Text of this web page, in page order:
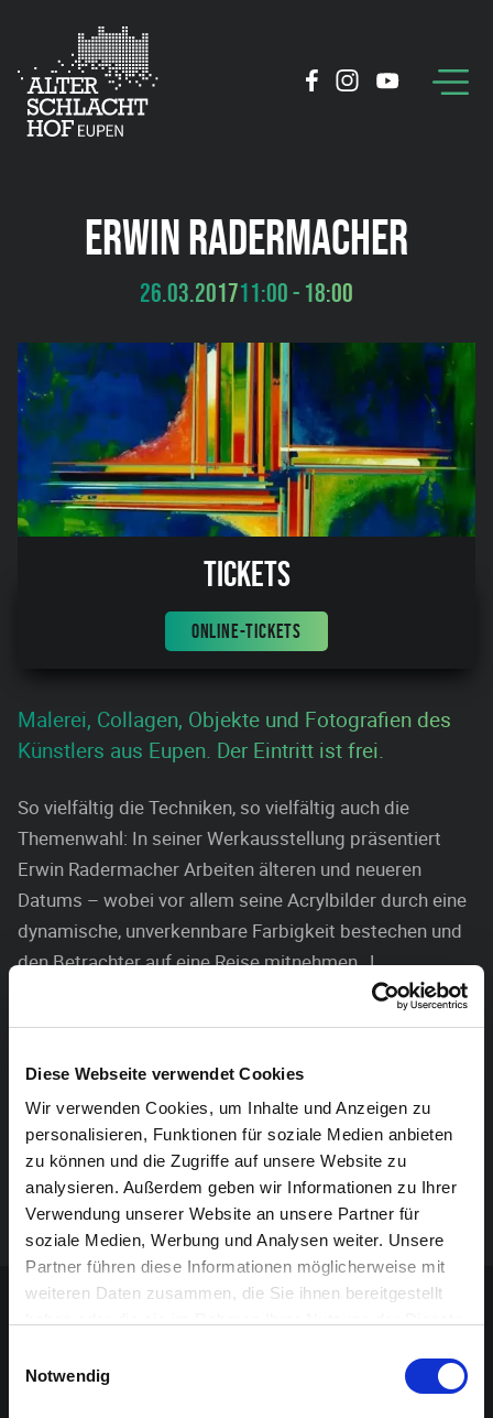
Diese Webseite verwendet Cookies
Wir verwenden Cookies, um Inhalte und Anzeigen zu
personalisieren, Funktionen für soziale Medien anbieten
zu können und die Zugriffe auf unsere Website zu
analysieren. Außerdem geben wir Informationen zu Ihrer
Verwendung unserer Website an unsere Partner für
soziale Medien, Werbung und Analysen weiter. Unsere
Partner führen diese Informationen möglicherweise mit
weiteren Daten zusammen, die Sie ihnen bereitgestellt
Notwendig
ERWIN RADERMACHER
26.03.201711:00 - 18:00
Tickets
ONLINE-TICKETS
Malerei, Collagen, Objekte und Fotografien des
Künstlers aus Eupen. Der Eintritt ist frei.
So vielfältig die Techniken, so vielfältig auch die
Themenwahl: In seiner Werkausstellung präsentiert
Erwin Radermacher Arbeiten älteren und neueren
Datums – wobei vor allem seine Acrylbilder durch eine
dynamische, unverkennbare Farbigkeit bestechen und
den Betrachter auf eine Reise mitnehmen…!
Abstraktionen…, Illusionen…, Reiseerinnerungen…,
Weiteres in eine Schublade und darf vom Betrachter
„aktiv wahrgenommen“ werden…!
Erwin Radermacher, Jahrgang ’56, hat bisher an 33
Einzel- und Gruppenausstellungen im In- und Ausland
teilgenommen.
Sponsoren-Inhalt